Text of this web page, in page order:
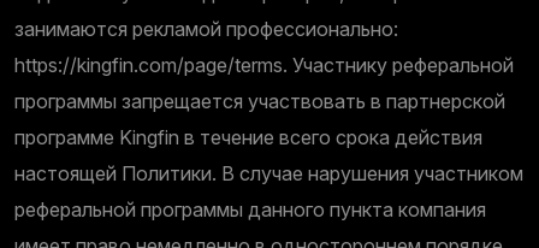
занимаются рекламой профессионально:
https://kingfin.com/page/terms. Участнику реферальной
программы запрещается участвовать в партнерской
программе Kingfin в течение всего срока действия
настоящей Политики. В случае нарушения участником
реферальной программы данного пункта компания